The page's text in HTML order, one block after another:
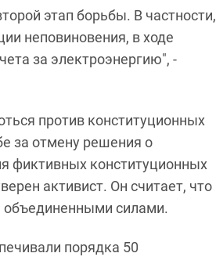
этап борьбы. В частности,
неповиновения, в ходе
за электроэнергию", -
против конституционных
за отмену решения о
фиктивных конституционных
активист. Он считает, что
объединенными силами.
порядка 50